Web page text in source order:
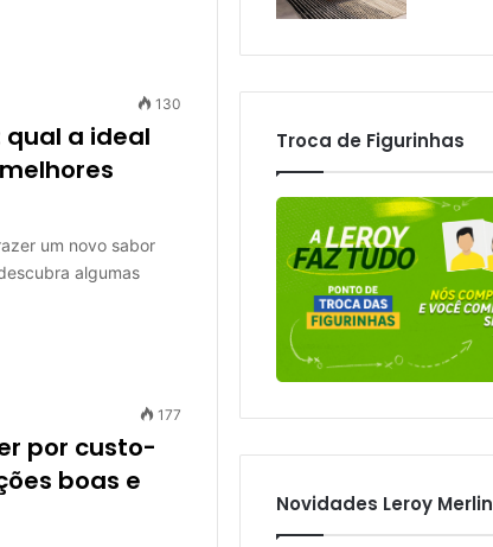
130
qual a ideal
um novo sabor
algumas
177
por custo-
boas e
Troca de Figurinhas
Novidades Leroy Merlin